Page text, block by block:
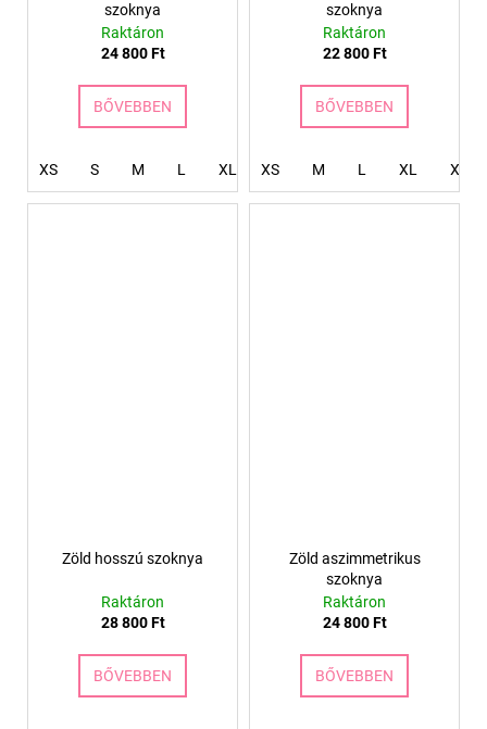
szoknya
Raktáron
24 800 Ft
BŐVEBBEN
XS S M L XL XXL XXXL 4XL
szoknya
Raktáron
22 800 Ft
BŐVEBBEN
XS M L XL XXL
Zöld hosszú szoknya
Raktáron
28 800 Ft
BŐVEBBEN
Zöld aszimmetrikus
szoknya
Raktáron
24 800 Ft
BŐVEBBEN